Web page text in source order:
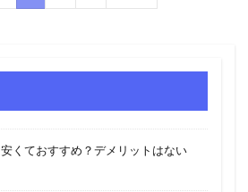
くておすすめ？デメリットはない